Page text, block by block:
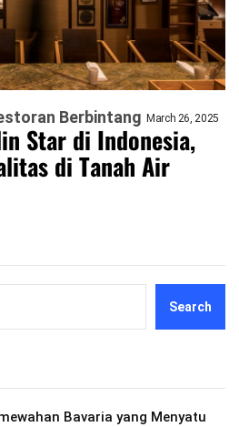
Berbintang March 26, 2025
Star di Indonesia,
di Tanah Air
Search
Bavaria yang Menyatu